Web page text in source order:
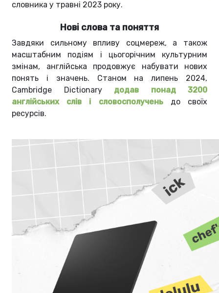
словника у травні 2023 року.
Нові слова та поняття
Завдяки сильному впливу соцмереж, а також
масштабним подіям і цьогорічним культурним
змінам, англійська продовжує набувати нових
понять і значень. Станом на липень 2024,
Cambridge Dictionary додав понад 3200
англійських слів і словосполучень до своїх
ресурсів.